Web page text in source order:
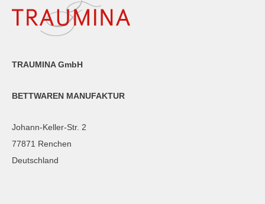
TRAUMINA GmbH
BETTWAREN MANUFAKTUR
Johann-Keller-Str. 2
77871 Renchen
Deutschland